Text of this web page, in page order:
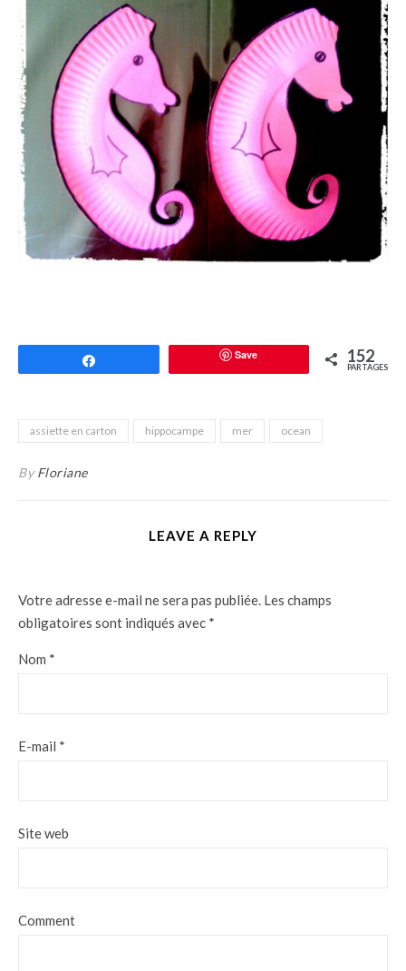
Save 152
PARTAGES
assiette en carton hippocampe mer ocean
ByFloriane
LEAVE A REPLY
Votre adresse e-mail ne sera pas publiée. Les champs
obligatoires sont indiqués avec *
Nom *
E-mail *
Site web
Comment